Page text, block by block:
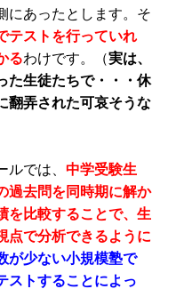
にあったとします。そ
テストを行っていれ
るわけです。（実は、
た生徒たちで・・・休
翻弄された可哀そうな
では、 中学受験生
過去問を同時期に解か
を比較することで、生
点で分析できるように
が少ない小規模塾で
ストすることによっ